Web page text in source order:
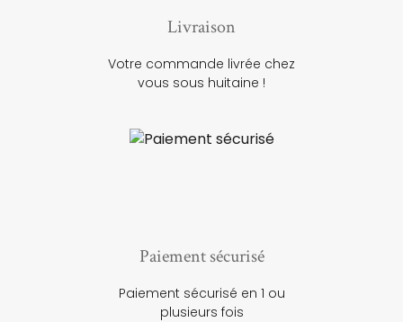
Livraison
Votre commande livrée chez
vous sous huitaine !
Paiement sécurisé
Paiement sécurisé en 1 ou
plusieurs fois